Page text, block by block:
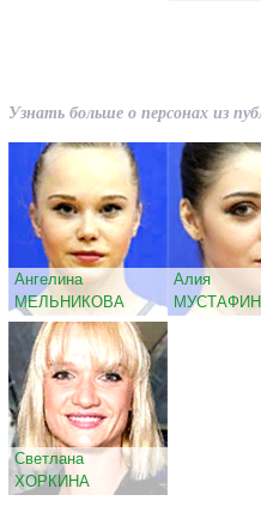
Узнать больше о персонах из
Ангелина
МЕЛЬНИКОВА
Алия
Светлана
ХОРКИНА